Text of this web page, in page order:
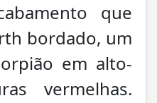
que
bordado, um
em alto-
vermelhas.